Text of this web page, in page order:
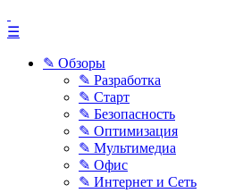
☰
✎ Обзоры
✎ Разработка
✎ Старт
✎ Безопасность
✎ Оптимизация
✎ Мультимедиа
✎ Офис
✎ Интернет и Сеть